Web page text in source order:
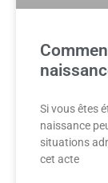
Si vous êtes
naissance
situations
cet acte